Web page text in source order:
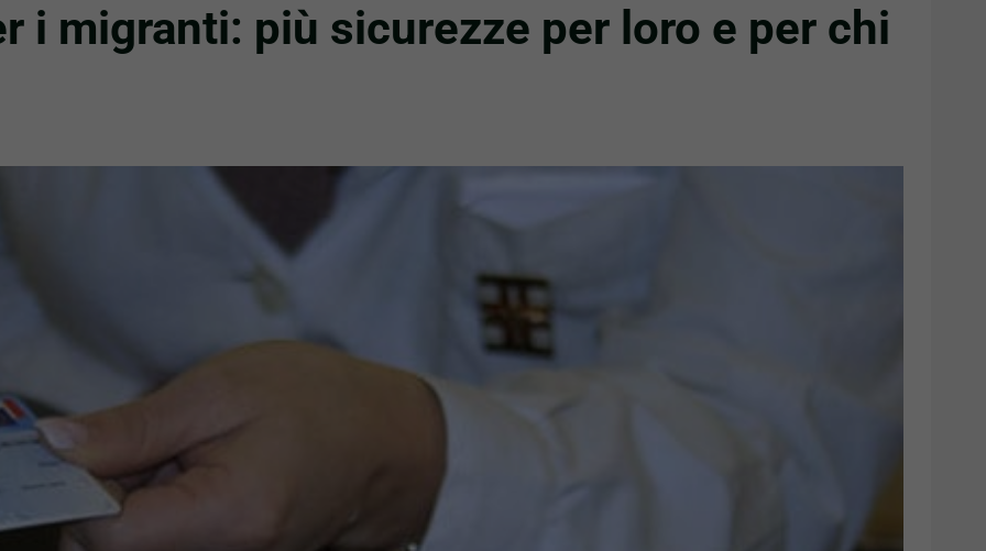
i migranti: più sicurezze per loro e per chi